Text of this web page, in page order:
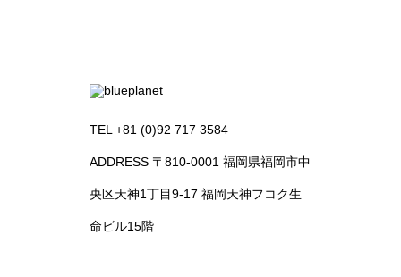
TEL +81 (0)92 717 3584
ADDRESS 〒810-0001 福岡県福岡市中
央区天神1丁目9-17 福岡天神フコク生
命ビル15階